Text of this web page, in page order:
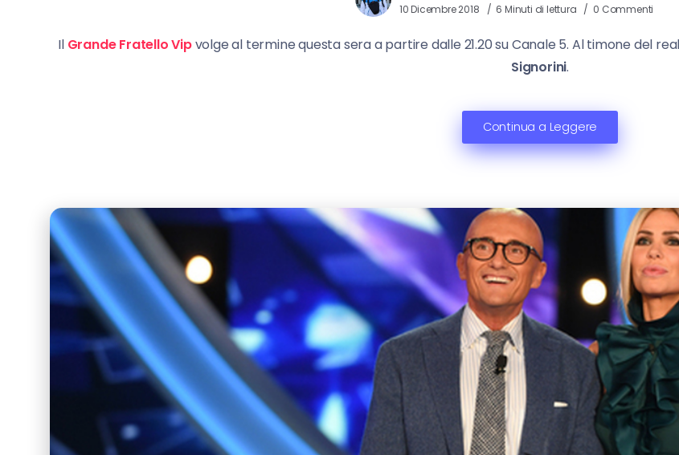
10 Dicembre 2018 6 Minuti di lettura 0 Commenti
Il Grande Fratello Vipvolge al termine questa sera a partire dalle 21.20 su Canale 5. Al timone del
Signorini.
Continua a Leggere